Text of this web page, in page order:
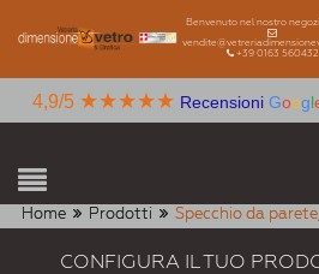
Benvenuto nel nostro
+39 0163 560432
4,9/5 ★★★★★ Recensioni Googl
Home Prodotti Specchio da
CONFIGURA IL TUO